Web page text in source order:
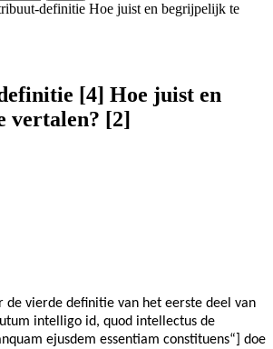
definitie Hoe juist en begrijpelijk te
[4] Hoe juist en
vertalen? [2]
de vierde definitie van het eerste deel van
intelligo id, quod intellectus de
ejusdem essentiam constituens“] doe